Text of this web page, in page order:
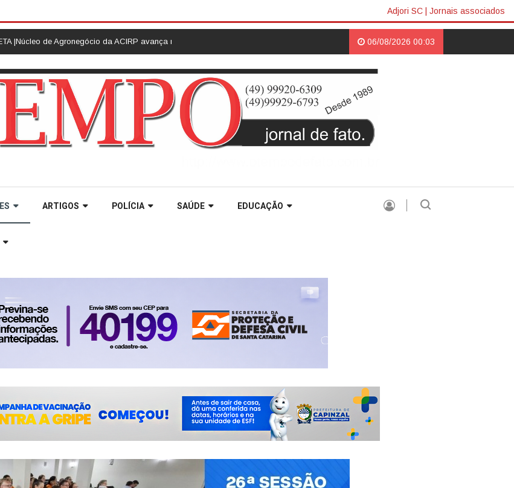
Adjori SC | Jornais associados
da ACIRP avança na organização de ações e fortalece planejamento para 2026 | Campos Novos promove Encontro dos Escritores
06/08/2026 00:03
ARTIGOS POLÍCIA SAÚDE EDUCAÇÃO